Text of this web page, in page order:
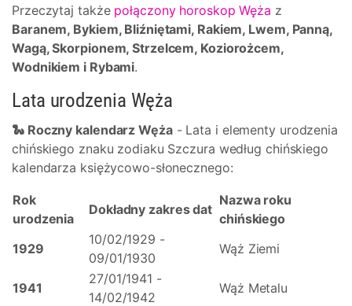
Przeczytaj także połączony horoskop Węża z
Baranem, Bykiem, Bliźniętami, Rakiem, Lwem, Panną,
Wagą, Skorpionem, Strzelcem, Koziorożcem,
Wodnikiem i Rybami.
Lata urodzenia Węża
🐍 Roczny kalendarz Węża- Lata i elementy urodzenia
chińskiego znaku zodiaku Szczura według chińskiego
kalendarza księżycowo-słonecznego:
Rok
urodzenia
Dokładny zakres dat
Nazwa roku
chińskiego
1929
10/02/1929 -
09/01/1930
Wąż Ziemi
1941
27/01/1941 -
14/02/1942
Wąż Metalu